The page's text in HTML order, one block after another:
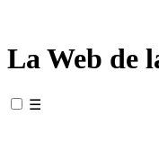
La Web de
☰